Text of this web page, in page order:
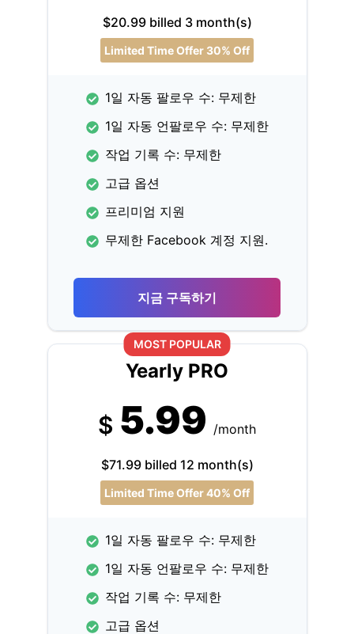
$20.99 billed 3 month(s)
Limited Time Offer 30% Off
1일 자동 팔로우 수: 무제한
1일 자동 언팔로우 수: 무제한
작업 기록 수: 무제한
고급 옵션
프리미엄 지원
무제한 Facebook 계정 지원.
지금 구독하기
MOST POPULAR
Yearly PRO
$ 5.99 /month
$71.99 billed 12 month(s)
Limited Time Offer 40% Off
1일 자동 팔로우 수: 무제한
1일 자동 언팔로우 수: 무제한
작업 기록 수: 무제한
고급 옵션